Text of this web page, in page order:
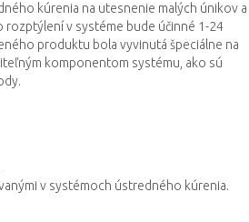
kúrenia na utesnenie malých únikov a
v systéme bude účinné 1-24
produktu bola vyvinutá špeciálne na
komponentom systému, ako sú
v systémoch ústredného kúrenia.